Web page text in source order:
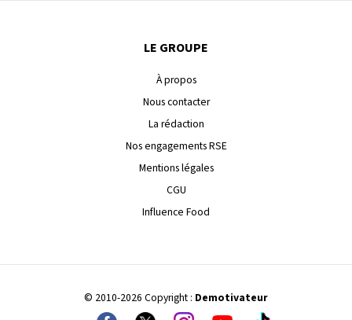
LE GROUPE
À propos
Nous contacter
La rédaction
Nos engagements RSE
Mentions légales
CGU
Influence Food
© 2010-2026 Copyright : Demotivateur